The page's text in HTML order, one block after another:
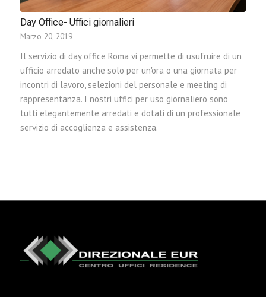
Day Office- Uffici giornalieri
Marzo 20, 2019
Il servizio di day office Roma vi permette di usufruire di un
ufficio arredato anche solo per un'ora o una giornata per
incontri di lavoro, selezioni del personale e meeting di
rappresentanza. I nostri uffici per uso giornaliero sono
tutti elegantemente arredati e dotati di un professionale
servizio di accoglienza e assistenza.